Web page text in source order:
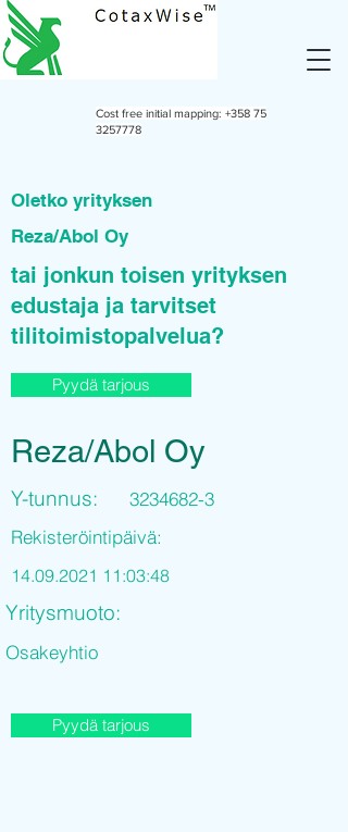
Cost free initial mapping: +358 75
3257778
Oletko yrityksen
Reza/Abol Oy
tai jonkun toisen yrityksen
edustaja ja tarvitset
tilitoimistopalvelua?
Pyydä tarjous
Reza/Abol Oy
Y-tunnus:
3234682-3
Rekisteröintipäivä:
14.09.2021 11 :03:48
Yritysmuoto:
Osakeyhtio
Pyydä tarjous